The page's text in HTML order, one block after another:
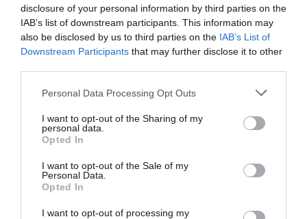
disclosure of your personal information by third parties on the
IAB’s list of downstream participants. This information may
also be disclosed by us to third parties on the IAB’s List of
Downstream Participants that may further disclose it to other
Please note that this website/app uses one or more Google
not limited to your visit or usage behaviour. You may click to
grant or deny consent to Google and its third-party tags to
use your data for below specified purposes in below Google
consent section.
Personal Data Processing Opt Outs
I want to opt-out of the Sharing of my
personal data.
Opted In
I want to opt-out of the Sale of my
Personal Data.
Opted In
I want to opt-out of processing my
Inghilterra-Argentina, molto più di una partita